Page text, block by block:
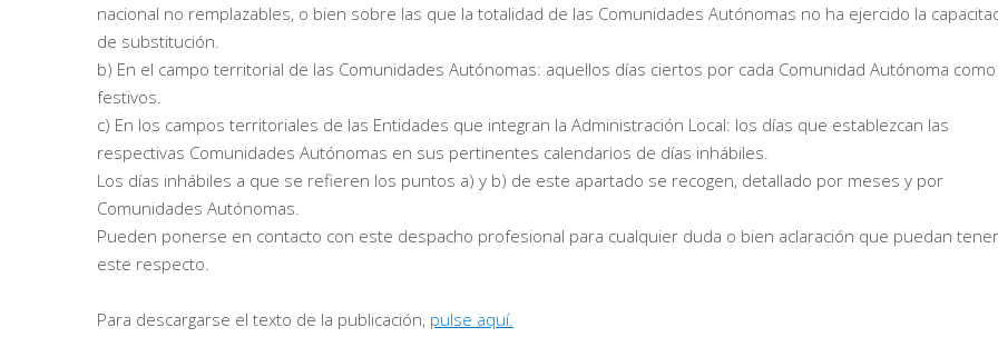
nacional no remplazables, o bien sobre las que la totalidad de las Comunidades Autónomas no ha ejercido la
de substitución.
b) En el campo territorial de las Comunidades Autónomas: aquellos días ciertos por cada Comunidad Autónoma como
festivos.
c) En los campos territoriales de las Entidades que integran la Administración Local: los días que establezcan las
respectivas Comunidades Autónomas en sus pertinentes calendarios de días inhábiles.
Los días inhábiles a que se refieren los puntos a) y b) de este apartado se recogen, detallado por meses y por
Comunidades Autónomas.
Pueden ponerse en contacto con este despacho profesional para cualquier duda o bien aclaración que puedan
este respecto.
Para descargarse el texto de la publicación, pulse aquí.